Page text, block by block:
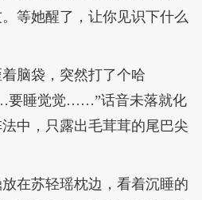
等她醒了，让你见识下什么
脑袋，突然打了个哈
要睡觉觉……”话音未落就化
中，只露出毛茸茸的尾巴尖
在苏轻瑶枕边，看着沉睡的